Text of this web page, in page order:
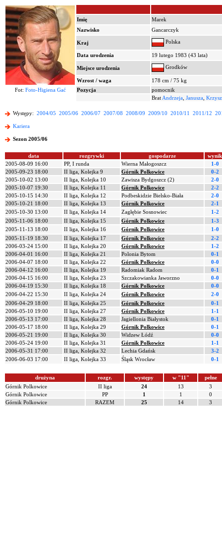
Imię
Marek
Nazwisko
Gancarczyk
Kraj Polska
Data urodzenia 19 lutego 1983 (43 lata)
Miejsce urodzenia Grodków
Wzrost / waga
178 cm / 75 kg
Fot: Foto-Higiena Gać Pozycja
pomocnik
Brat Andrzeja Janusza
Występy: 2004/05 2005/06 2006/07 2007/08 2008/09 2009/10 2010/11 2011/12
Kariera
Sezon 2005/06
data rozgrywki gospodarze
wynik
2005-08-09 16:00
PP, I runda Wierna Małogoszcz
1-0
2005-09-23 18:00
II liga, Kolejka 9 Górnik Polkowice
0-2
2005-10-02 13:00
II liga, Kolejka 10 Zawisza Bydgoszcz (2)
2-0
2005-10-07 19:30
II liga, Kolejka 11 Górnik Polkowice
2-2
2005-10-15 14:30
II liga, Kolejka 12 Podbeskidzie Bielsko-Biała
2-0
2005-10-21 18:00
II liga, Kolejka 13 Górnik Polkowice
2-1
2005-10-30 13:00
II liga, Kolejka 14 Zagłębie Sosnowiec
1-2
2005-11-06 18:00
II liga, Kolejka 15 Górnik Polkowice
1-3
2005-11-13 18:00
II liga, Kolejka 16 Górnik Polkowice
1-0
2005-11-19 18:30
II liga, Kolejka 17 Górnik Polkowice
2-2
2006-03-24 15:00
II liga, Kolejka 20 Górnik Polkowice
1-2
2006-04-01 16:00
II liga, Kolejka 21 Polonia Bytom
0-1
2006-04-07 18:00
II liga, Kolejka 22 Górnik Polkowice
0-0
2006-04-12 16:00
II liga, Kolejka 19 Radomiak Radom
0-1
2006-04-15 16:00
II liga, Kolejka 23 Szczakowianka Jaworzno
0-0
2006-04-19 15:30
II liga, Kolejka 18 Górnik Polkowice
0-0
2006-04-22 15:30
II liga, Kolejka 24 Górnik Polkowice
2-0
2006-04-29 18:00
II liga, Kolejka 25 Górnik Polkowice
0-1
2006-05-10 19:00
II liga, Kolejka 27 Górnik Polkowice
1-1
2006-05-13 17:00
II liga, Kolejka 28 Jagiellonia Białystok
0-1
2006-05-17 18:00
II liga, Kolejka 29 Górnik Polkowice
0-1
2006-05-21 19:00
II liga, Kolejka 30 Widzew Łódź
0-0
2006-05-24 19:00
II liga, Kolejka 31 Górnik Polkowice
1-1
2006-05-31 17:00
II liga, Kolejka 32 Lechia Gdańsk
3-2
2006-06-03 17:00
II liga, Kolejka 33 Śląsk Wrocław 0-1
drużyna rozgr. występy w "11"
pełne
Górnik Polkowice
II liga 24 13
3
Górnik Polkowice
PP 1 1
0
Górnik Polkowice
RAZEM 25 14 3